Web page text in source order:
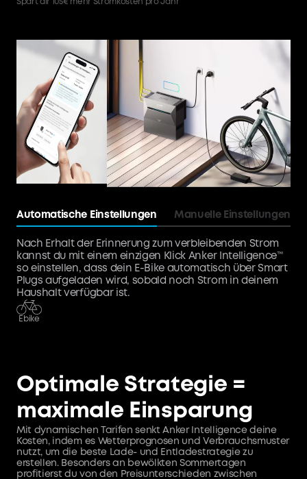
Automatische Einstellungen Manuelle Einstellungen
Nach Erhalt der Erinnerung zum verbleibenden Strom
kannst du mit einem einzigen Klick Anker Intelligence™
so einstellen, dass dein E-Bike automatisch über Smart
Plugs aufgeladen wird, sobald noch Strom in deinem
Haushalt verfügbar ist.
Ebike
Optimale Strategie =
maximale Einsparung
Mit dynamischen Tarifen senkt Anker Intelligence deine
Kosten, indem es Wetterprognosen und Verbrauchsmuster
nutzt, um die beste Lade- und Entladestrategie zu
erstellen. Besonders an bewölkten Sommertagen
profitierst du von den Preisunterschieden zwischen